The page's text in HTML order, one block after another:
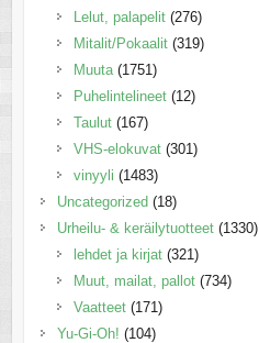
Lelut, palapelit (276)
Mitalit/Pokaalit (319)
Muuta (1751)
Puhelintelineet (12)
Taulut (167)
VHS-elokuvat (301)
vinyyli (1483)
Uncategorized (18)
Urheilu- & keräilytuotteet (1330)
lehdet ja kirjat (321)
Muut, mailat, pallot (734)
Vaatteet (171)
Yu-Gi-Oh! (104)